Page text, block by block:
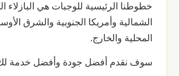
خطوطنا الرئيسية للوجبات هي البازلاء
الشمالية وأمريكا الجنوبية والشرق الأوسط
المحلية والخارج.
سوف نقدم أفضل جودة وأفضل خدمة